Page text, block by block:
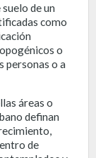
de un
como
o
personas o a
áreas o
definan
de